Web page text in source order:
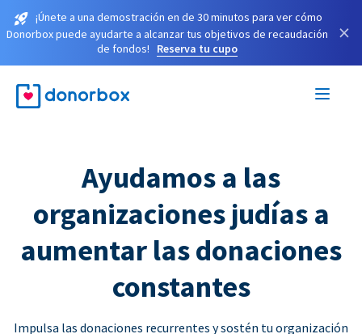
¡Únete a una demostración en de 30 minutos para ver cómo
Donorbox puede ayudarte a alcanzar tus objetivos de recaudación
de fondos!
Reserva tu cupo
×
Ayudamos a las
organizaciones judías a
aumentar las donaciones
constantes
Impulsa las donaciones recurrentes y sostén tu organización